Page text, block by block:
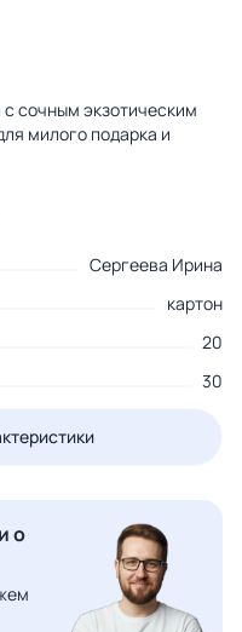
сочным экзотическим
милого подарка и
Сергеева Ирина
картон
20
30
о